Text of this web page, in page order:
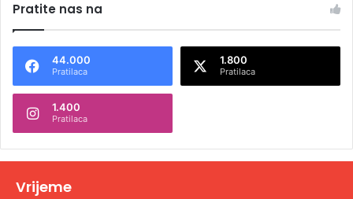
t
n
t
v
Pratite nas na
44.000
Pratilaca
1.800
Pratilaca
1.400
Pratilaca
Vrijeme